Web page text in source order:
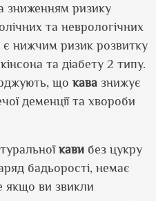
зниженням ризику
та неврологічних
є нижчим ризик розвитку
та діабету 2 типу.
що кава знижує
деменції та хвороби
кави без цукру
бадьорості, немає
якщо ви звикли